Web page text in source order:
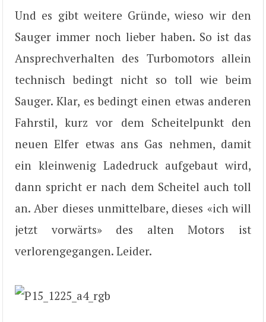
Und es gibt weitere Gründe, wieso wir den
Sauger immer noch lieber haben. So ist das
Ansprechverhalten des Turbomotors allein
technisch bedingt nicht so toll wie beim
Sauger. Klar, es bedingt einen etwas anderen
Fahrstil, kurz vor dem Scheitelpunkt den
neuen Elfer etwas ans Gas nehmen, damit
ein kleinwenig Ladedruck aufgebaut wird,
dann spricht er nach dem Scheitel auch toll
an. Aber dieses unmittelbare, dieses «ich will
jetzt vorwärts» des alten Motors ist
verlorengegangen. Leider.